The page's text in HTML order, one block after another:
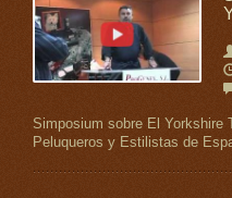
Simposium sobre El Yorkshire
Peluqueros y Estilistas de